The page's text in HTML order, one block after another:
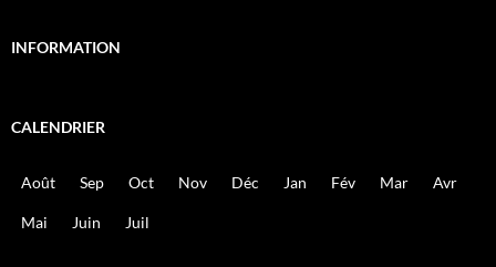
INFORMATION
CALENDRIER
Août Sep Oct Nov Déc Jan Fév Mar Avr
Mai Juin Juil